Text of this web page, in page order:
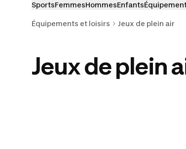
SportsFemmesHommesEnfants
Équipements et loisirs Jeux de plein air
Jeux de plein